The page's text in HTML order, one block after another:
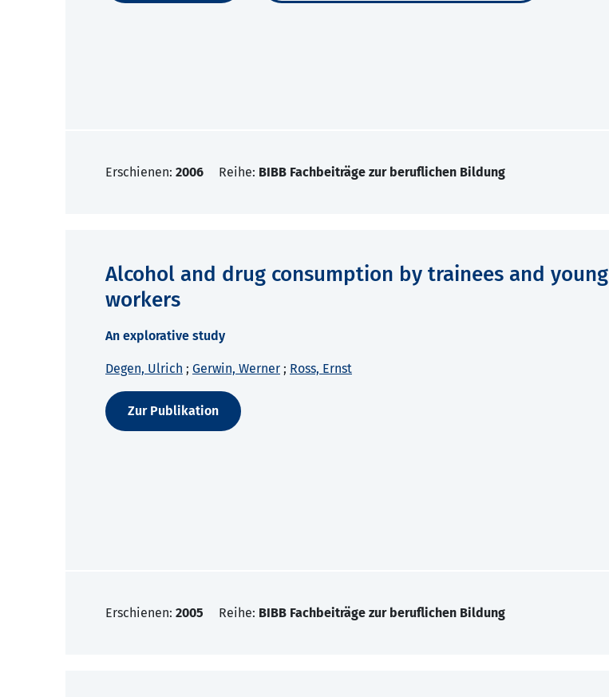
Erschienen: 2006 Reihe: BIBB Fachbeiträge zur beruflichen Bildung
Alcohol and drug consumption by trainees and young
workers
An explorative study
Degen, Ulrich ; Gerwin, Werner ; Ross, Ernst
Zur Publikation
Erschienen: 2005 Reihe: BIBB Fachbeiträge zur beruflichen Bildung